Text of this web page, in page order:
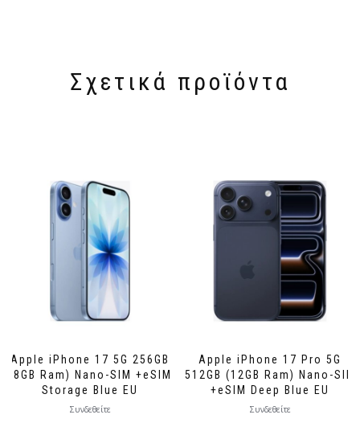
Σχετικά προϊόντα
Apple iPhone 17 5G 256GB
(8GB Ram) Nano-SIM +eSIM
Storage Blue EU
Συνδεθείτε
Apple iPhone 17 Pro 5G
512GB (12GB Ram) Nano-SIM
+eSIM Deep Blue EU
Συνδεθείτε